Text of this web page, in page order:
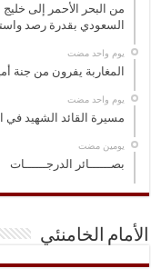
من البحر الأحمر إلى
السعودي بقدرة رصد
‏يوم واحد مضت
المغاربة يفرون من جنة
‏يوم واحد مضت
مسيرة القائد الشهيد في
‏يومين مضت
بصــــــائر الدرجــــــات
الأمام الخامنئي